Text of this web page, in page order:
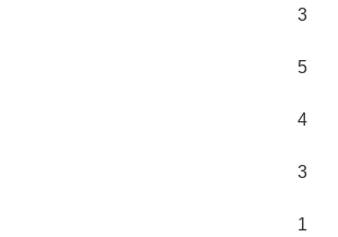
3
5
4
3
1